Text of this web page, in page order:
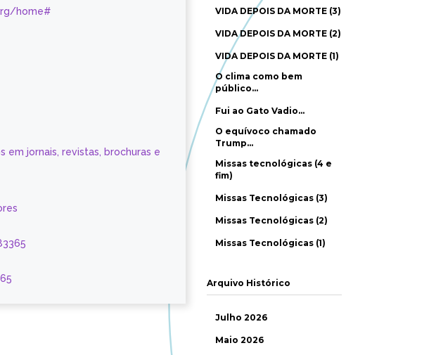
home#
jornais, revistas, brochuras e
VIDA DEPOIS DA MORTE (3)
VIDA DEPOIS DA MORTE (2)
VIDA DEPOIS DA MORTE (1)
O clima como bem
público…
Fui ao Gato Vadio…
O equívoco chamado
Trump…
Missas tecnológicas (4 e
fim)
Missas Tecnológicas (3)
Missas Tecnológicas (2)
Missas Tecnológicas (1)
Arquivo Histórico
Julho 2026
Maio 2026